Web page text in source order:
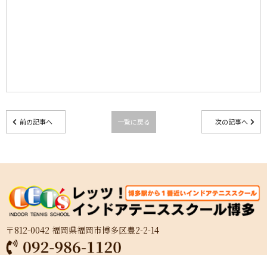
前の記事へ 一覧に戻る 次の記事へ
〒812-0042 福岡県福岡市博多区豊2-2-14